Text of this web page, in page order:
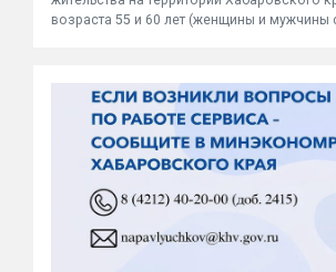
возраста 55 и 60 лет (женщины и мужчины